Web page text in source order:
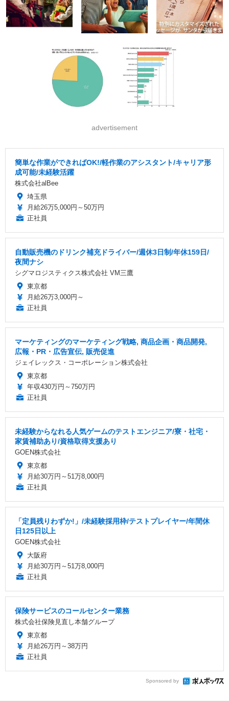
advertisement
簡単な作業ができればOK!/軽作業のアシスタント/キャリア形
成可能/未経験活躍
株式会社alBee
埼玉県
月給26万5,000円～50万円
正社員
自動販売機のドリンク補充ドライバー/週休3日制/年休159日/
夜間ナシ
シグマロジスティクス株式会社 VM三鷹
東京都
月給26万3,000円～
正社員
マーケティングのマーケティング戦略, 商品企画・商品開発,
広報・PR・広告宣伝, 販売促進
ジェイレックス・コーポレーション株式会社
東京都
年収430万円～750万円
正社員
未経験からなれる人気ゲームのテストエンジニア/寮・社宅・
家賃補助あり/資格取得支援あり
GOEN株式会社
東京都
月給30万円～51万8,000円
正社員
「定員残りわずか!」/未経験採用枠/テストプレイヤー/年間休
日125日以上
GOEN株式会社
大阪府
月給30万円～51万8,000円
正社員
保険サービスのコールセンター業務
株式会社保険見直し本舗グループ
東京都
月給26万円～38万円
正社員
Sponsored by